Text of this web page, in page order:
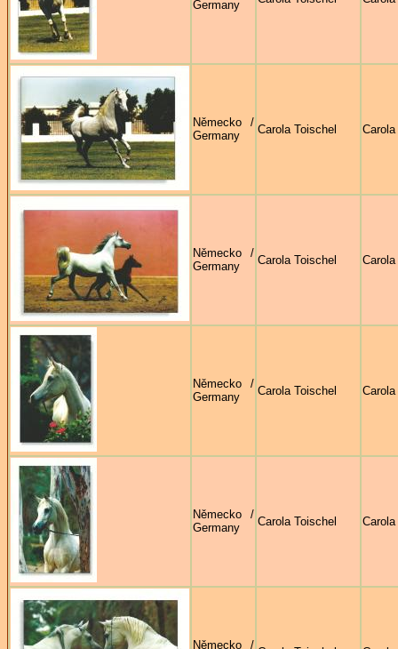
Germany
Německo /
Germany
Carola Toischel
Německo /
Germany
Carola Toischel
Německo /
Germany
Carola Toischel
Německo /
Germany
Carola Toischel
Německo /